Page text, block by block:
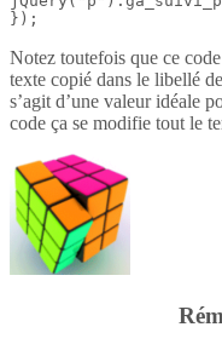
});
Notez toutefois que ce
texte copié dans le libellé
s’agit d’une valeur idéale
code ça se modifie tout le